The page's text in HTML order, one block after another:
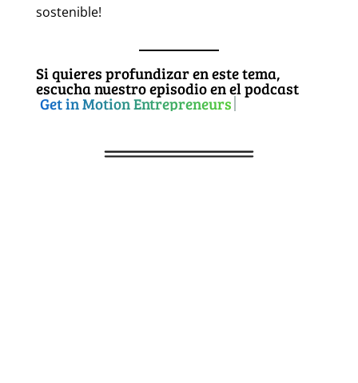
sostenible!
Si quieres profundizar en este tema,
escucha nuestro episodio en el podcast
Get in Motion Entrepreneurs